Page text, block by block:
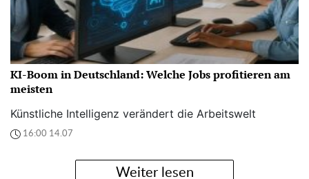
KI-Boom in Deutschland: Welche Jobs profitieren am
meisten
Künstliche Intelligenz verändert die Arbeitswelt
16:00 14.07
Weiter lesen